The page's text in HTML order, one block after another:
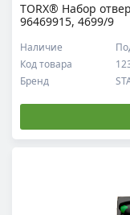
TORX® Набор
96469915, 4699/9
Код товара
Наличие
Бренд